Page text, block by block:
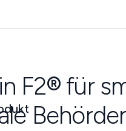
F2® für